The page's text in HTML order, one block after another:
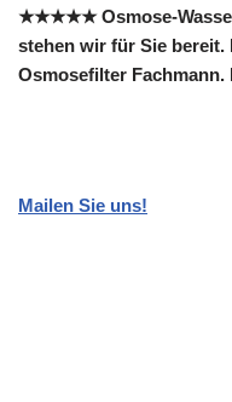
★★★★★ Osmose-
stehen wir für Sie bereit.
Osmosefilter
Mailen Sie uns!